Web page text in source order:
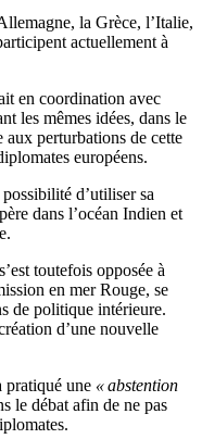
la Grèce, l’Italie,
actuellement à
en coordination avec
les mêmes idées, dans le
aux perturbations de cette
européens.
d’utiliser sa
dans l’océan Indien et
toutefois opposée à
en mer Rouge, se
de politique intérieure.
d’une nouvelle
pratiqué une « abstention
le débat afin de ne pas